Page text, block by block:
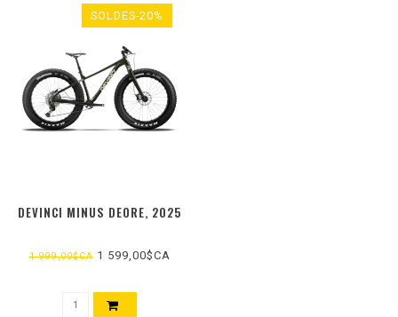
SOLDES-20%
DEVINCI MINUS DEORE, 2025
1 999,00$CA1 599,00$CA